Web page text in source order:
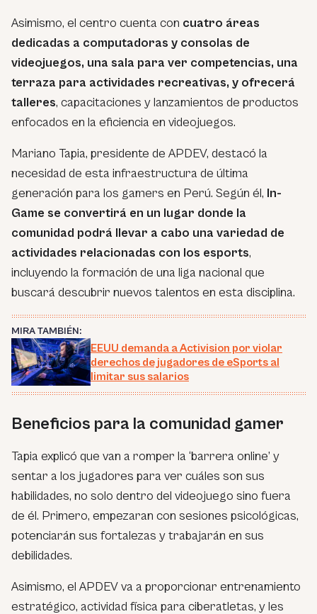
Asimismo, el centro cuenta con cuatro áreas
dedicadas a computadoras y consolas de
videojuegos, una sala para ver competencias, una
terraza para actividades recreativas, y ofrecerá
talleres, capacitaciones y lanzamientos de productos
enfocados en la eficiencia en videojuegos.
Mariano Tapia, presidente de APDEV, destacó la
necesidad de esta infraestructura de última
generación para los gamers en Perú. Según él, In-
Game se convertirá en un lugar donde la
comunidad podrá llevar a cabo una variedad de
actividades relacionadas con los esports,
incluyendo la formación de una liga nacional que
buscará descubrir nuevos talentos en esta disciplina.
MIRA TAMBIÉN:
EEUU demanda a Activision por violar
derechos de jugadores de eSports al
limitar sus salarios
Beneficios para la comunidad gamer
Tapia explicó que van a romper la ‘barrera online’ y
sentar a los jugadores para ver cuáles son sus
habilidades, no solo dentro del videojuego sino fuera
de él. Primero, empezaran con sesiones psicológicas,
potenciarán sus fortalezas y trabajarán en sus
debilidades.
Asimismo, el APDEV va a proporcionar entrenamiento
estratégico, actividad física para ciberatletas, y les